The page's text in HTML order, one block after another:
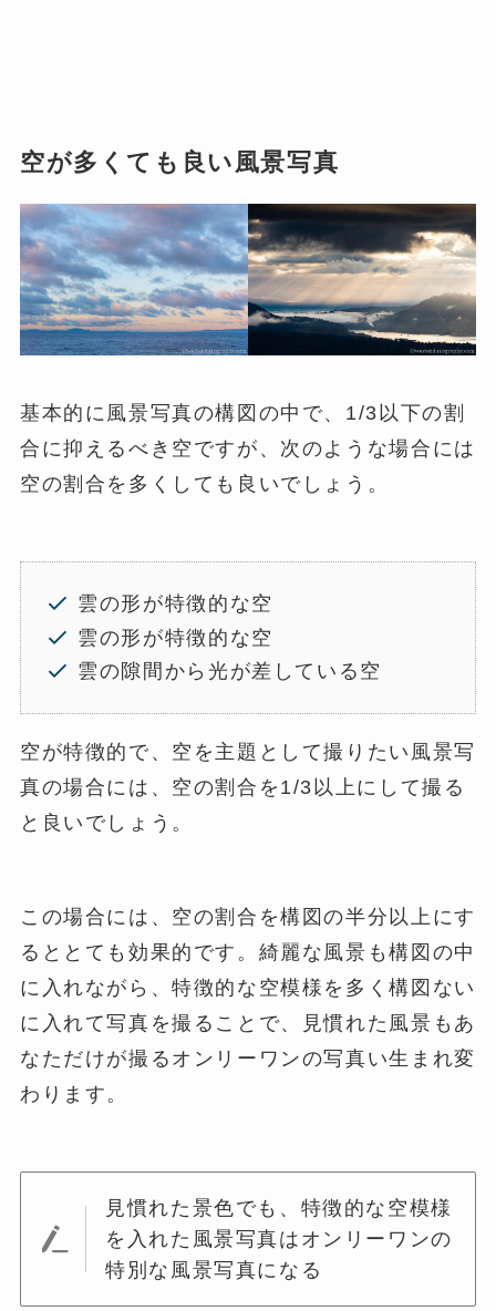
空が多くても良い風景写真
基本的に風景写真の構図の中で、1/3以下の割
合に抑えるべき空ですが、次のような場合には
空の割合を多くしても良いでしょう。
雲の形が特徴的な空
雲の形が特徴的な空
雲の隙間から光が差している空
空が特徴的で、空を主題として撮りたい風景写
真の場合には、空の割合を1/3以上にして撮る
と良いでしょう。
この場合には、空の割合を構図の半分以上にす
るととても効果的です。綺麗な風景も構図の中
に入れながら、特徴的な空模様を多く構図ない
に入れて写真を撮ることで、見慣れた風景もあ
なただけが撮るオンリーワンの写真い生まれ変
わります。
見慣れた景色でも、特徴的な空模様
を入れた風景写真はオンリーワンの
特別な風景写真になる